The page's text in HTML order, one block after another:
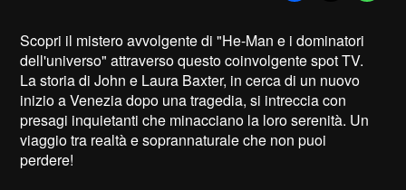
Scopri il mistero avvolgente di "He-Man e i dominatori
dell'universo" attraverso questo coinvolgente spot TV.
La storia di John e Laura Baxter, in cerca di un nuovo
inizio a Venezia dopo una tragedia, si intreccia con
presagi inquietanti che minacciano la loro serenità. Un
viaggio tra realtà e soprannaturale che non puoi
perdere!